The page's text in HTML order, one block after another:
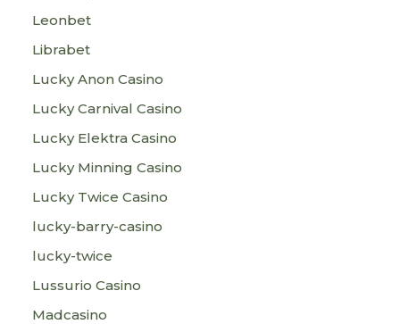
Leonbet
Librabet
Lucky Anon Casino
Lucky Carnival Casino
Lucky Elektra Casino
Lucky Minning Casino
Lucky Twice Casino
lucky-barry-casino
lucky-twice
Lussurio Casino
Madcasino